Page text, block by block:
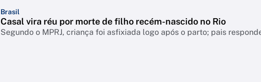
Brasil
Casal vira réu por morte de filho recém-nascido no Rio
Segundo o MPRJ, criança foi asfixiada logo após o parto; pais